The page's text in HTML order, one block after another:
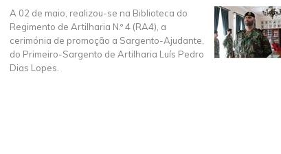
A 02 de maio, realizou-se na Biblioteca do
Regimento de Artilharia N.º 4 (RA4), a
cerimónia de promoção a Sargento-Ajudante,
do Primeiro-Sargento de Artilharia Luís Pedro
Dias Lopes.